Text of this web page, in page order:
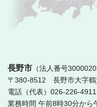
長野市 （法人番号
〒380-8512 長野市大字鶴
電話（代表）026-226-4911
業務時間 午前8時30分から